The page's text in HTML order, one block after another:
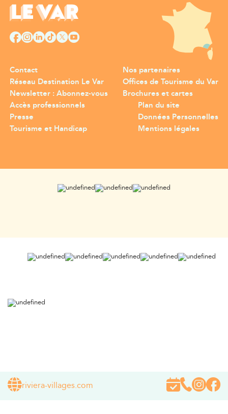
riviera-villages.com
Contact
Réseau Destination Le Var
Newsletter : Abonnez-vous
Nos partenaires
Offices de Tourisme du Var
Brochures et cartes
Accès professionnels
Presse
Tourisme et Handicap
Plan du site
Données Personnelles
Mentions légales